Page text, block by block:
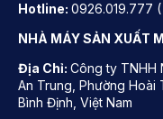
Hotline: 0926.019.777
NHÀ MÁY SẢN XUẤT
Địa Chỉ: Công ty TNHH
An Trung, Phường Hoài
Bình Định, Việt Nam